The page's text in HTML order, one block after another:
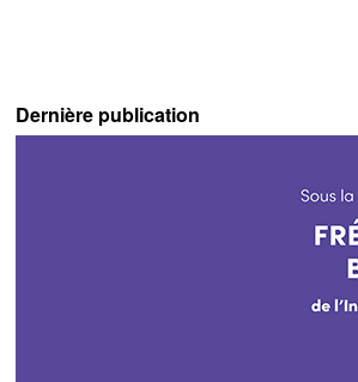
Dernière publication